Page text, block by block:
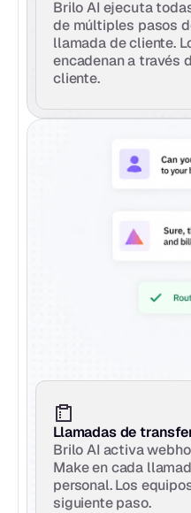
Brilo AI ejecuta
de múltiples pasos
llamada de cliente.
encadenan a través
cliente.
Llamadas de
Brilo AI activa
Make en cada
personal. Los
siguiente paso.